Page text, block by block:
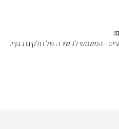
מעיים - המשמש לקשירה של חלקים בגוף.